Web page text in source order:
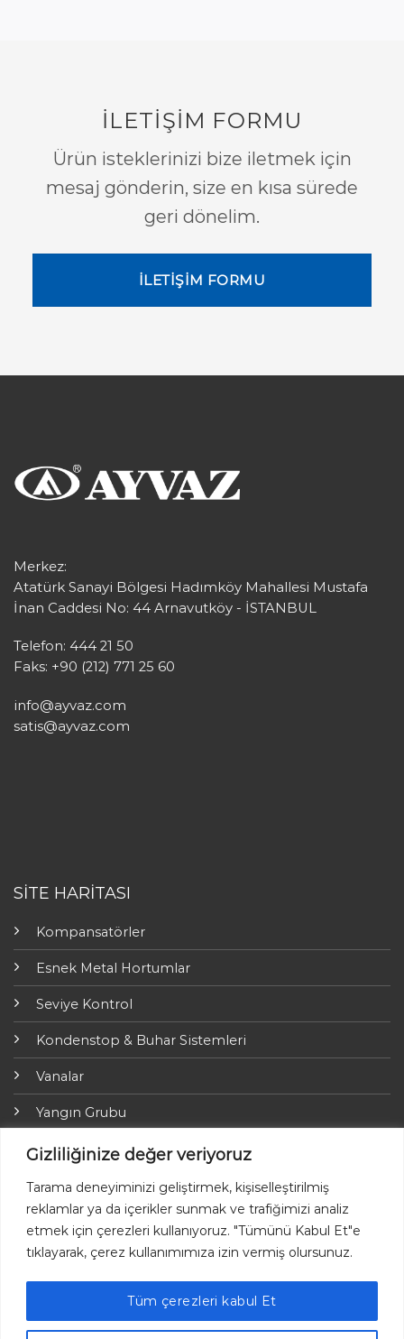
Gizliliğinize değer veriyoruz
Tarama deneyiminizi geliştirmek, kişiselleştirilmiş
reklamlar ya da içerikler sunmak ve trafiğimizi analiz
etmek için çerezleri kullanıyoruz. "Tümünü Kabul Et"e
tıklayarak, çerez kullanımımıza izin vermiş olursunuz.
Tüm çerezleri kabul Et
İLETİŞİM FORMU
Ürün isteklerinizi bize iletmek için
mesaj gönderin, size en kısa sürede
geri dönelim.
İLETİŞİM FORMU
Merkez:
Atatürk Sanayi Bölgesi Hadımköy Mahallesi Mustafa
İnan Caddesi No: 44 Arnavutköy - İSTANBUL
Telefon: 444 21 50
Faks: +90 (212) 771 25 60
info@ayvaz.com
satis@ayvaz.com
SİTE HARİTASI
Kompansatörler
Esnek Metal Hortumlar
Seviye Kontrol
Kondenstop & Buhar Sistemleri
Vanalar
Yangın Grubu
ARI-Armaturen
Yalıtım Grubu
Online Ödemeler